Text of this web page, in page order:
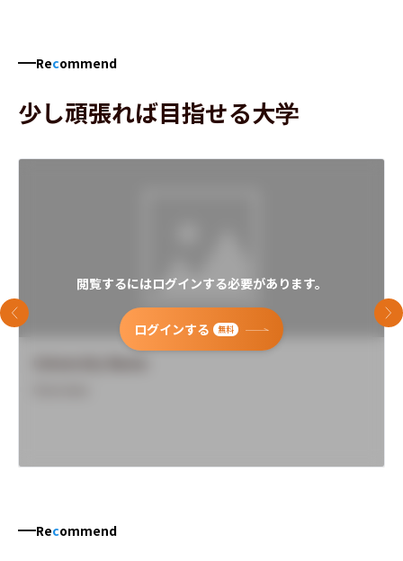
Recommend
少し頑張れば目指せる大学
閲覧するにはログインする必要があります。
ログインする 無料
前のスライド 次
Recommend